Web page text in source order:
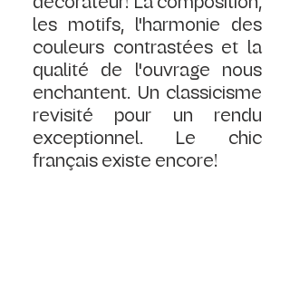
les motifs, l'harmonie des
couleurs contrastées et la
qualité de l'ouvrage nous
enchantent. Un classicisme
revisité pour un rendu
exceptionnel. Le chic
français existe encore!